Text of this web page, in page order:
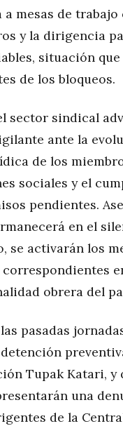
mesas de trabajo
y la dirigencia
situación
de los bloqueos.
sector sindical
ante la
de los
sociales y el
pendientes.
en el
se activarán los
obrera del
pasadas
Tupak Katari, y
una
de la